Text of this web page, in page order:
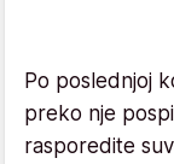
Po poslednjoj
preko nje
rasporedite